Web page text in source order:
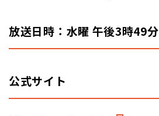
放送日時：水曜 午後3時49分
公式サイト